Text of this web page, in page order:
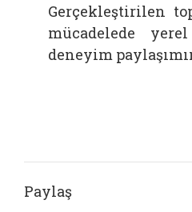
Gerçekleştirilen
mücadelede
deneyim
Paylaş